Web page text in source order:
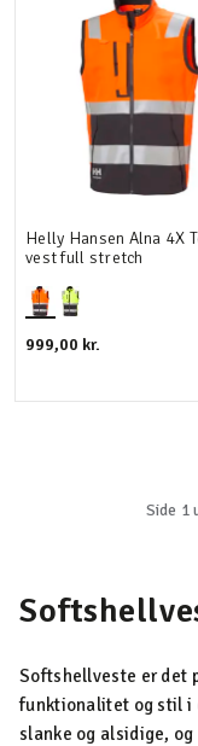
Helly Hansen Alna 4X
vest full stretch
999,00 kr.
Side 1
Softshellveste er det
funktionalitet og stil i
slanke og alsidige,